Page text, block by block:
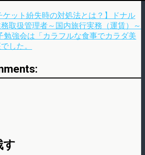
ケット紛失時の対処法とは？】ドナル
取扱管理者～国内旅行実務（運賃）～
勉強会は「カラフルな食事でカラダ美
した。
す